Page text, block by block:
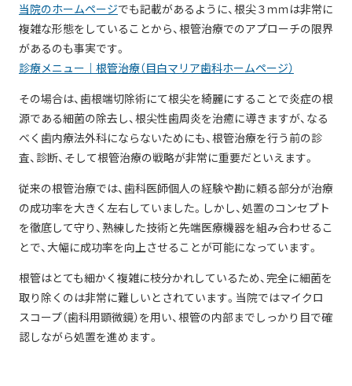
当院のホームページでも記載があるように、根尖３ｍｍは非常に
複雑な形態をしていることから、根管治療でのアプローチの限界
があるのも事実です。
診療メニュー｜根管治療（目白マリア歯科ホームページ）
その場合は、歯根端切除術にて根尖を綺麗にすることで炎症の根
源である細菌の除去し、根尖性歯周炎を治癒に導きますが、なる
べく歯内療法外科にならないためにも、根管治療を行う前の診
査、診断、そして根管治療の戦略が非常に重要だといえます。
従来の根管治療では、歯科医師個人の経験や勘に頼る部分が治療
の成功率を大きく左右していました。しかし、処置のコンセプト
を徹底して守り、熟練した技術と先端医療機器を組み合わせるこ
とで、大幅に成功率を向上させることが可能になっています。
根管はとても細かく複雑に枝分かれしているため、完全に細菌を
取り除くのは非常に難しいとされています。当院ではマイクロ
スコープ（歯科用顕微鏡）を用い、根管の内部までしっかり目で確
認しながら処置を進めます。